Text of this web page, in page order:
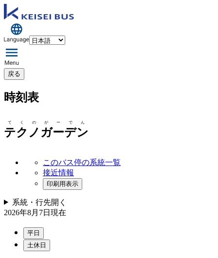
戻る
時刻表
テクノガーデン
てくのがーでん
このバス停の系統一覧
接近情報
印刷用表示
系統・行先開く
2026年8月7日 現在
平日
土休日